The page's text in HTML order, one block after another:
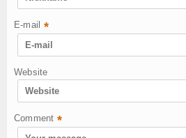
E-mail *
Website
Comment *